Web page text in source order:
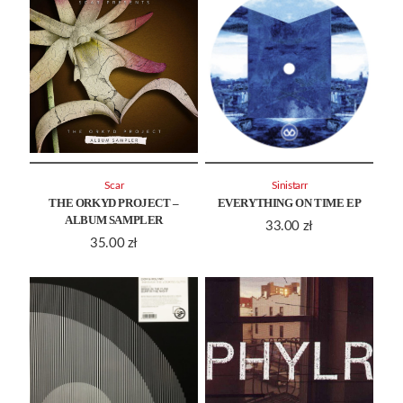
THE ORKYD PROJECT –
ALBUM SAMPLER
35.00 zł
Scar
EVERYTHING ON TIME EP
33.00 zł
Sinistarr